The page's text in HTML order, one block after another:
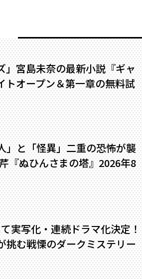
」宮島未奈の最新小説『ギャ
トオープン＆第一章の無料試
」と「怪異」二重の恐怖が襲
『ぬひんさまの塔』2026年8
実写化・連続ドラマ化決定！
む戦慄のダークミステリー